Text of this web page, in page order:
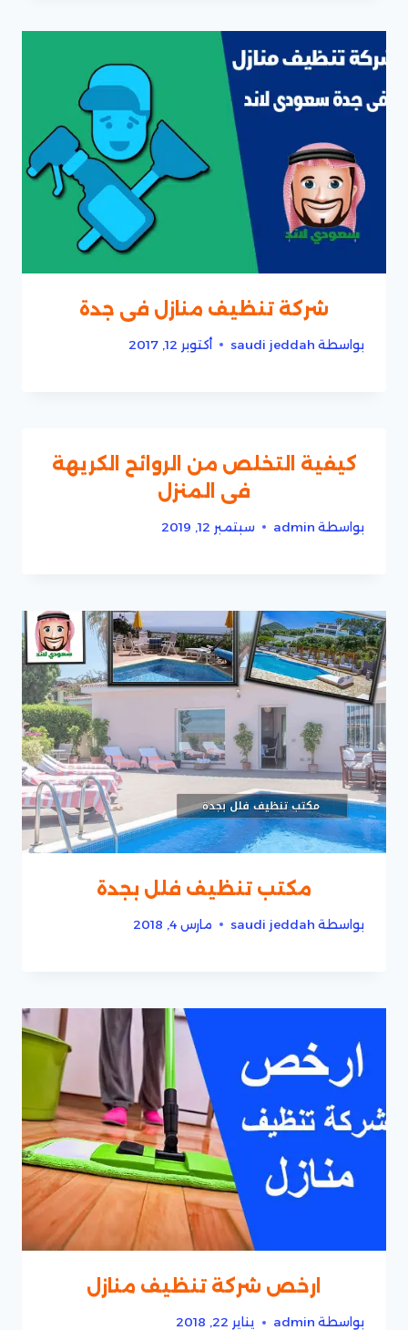
شركة تنظيف منازل فى جدة
بواسطة saudi jeddah أكتوبر 12, 2017
كيفية التخلص من الروائح الكريهة
فى المنزل
بواسطة admin سبتمبر 12, 2019
مكتب تنظيف فلل بجدة
بواسطة saudi jeddah مارس 4, 2018
ارخص شركة تنظيف منازل
بواسطة admin يناير 22, 2018